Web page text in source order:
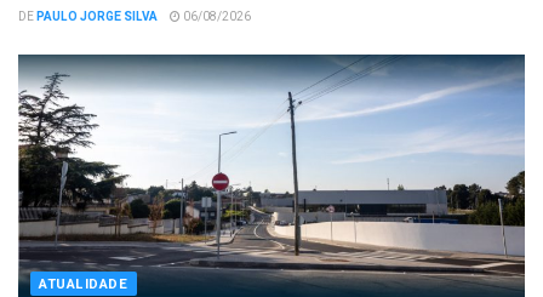
DEPAULO JORGE SILVA 06/08/2026
ATUALIDADE